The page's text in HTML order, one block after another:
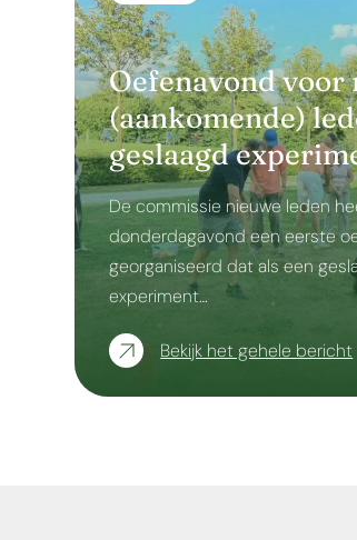
Oefenavond voor
(aankomende)
geslaagd
De commissie nieuwe leden
donderdagavond een eerste
georganiseerd dat als een
experiment…
Bekijk het gehele bericht